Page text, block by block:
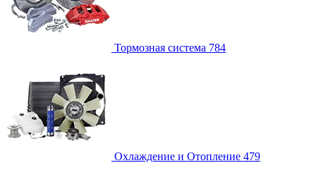
Тормозная система 784
Охлаждение и Отопление 479